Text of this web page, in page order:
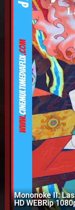
Mononoke II:
HD WEBRip